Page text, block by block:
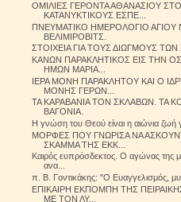
ΟΜΙΛΙΕΣ ΓΕΡΟΝΤΑ ΑΘΑΝΑΣΙΟΥ
ΚΑΤΑΝΥΚΤΙΚΟΥΣ ΕΣΠΕ...
ΠΝΕΥΜΑΤΙΚΟ ΗΜΕΡΟΛΟΓΙΟ ΑΓΙΟΥ
ΒΕΛΙΜΙΡΟΒΙΤΣ.
ΣΤΟΙΧΕΙΑ ΓΙΑ ΤΟΥΣ ΔΙΩΓΜΟΥΣ ΤΩΝ
KAΝΩN ΠΑΡΑΚΛΗΤΙΚΟΣ ΕΙΣ ΤΗΝ
HMΩN ΜΑΡΙΑ...
ΙΕΡΑ ΜΟΝΗ ΠΑΡΑΚΛΗΤΟΥ ΚΑΙ Ο
ΜΟΝΗΣ ΓΕΡΩΝ...
ΤΑ ΚΑΡΑΒΑΝΙΑ ΤΟΝ ΣΚΛΑΒΩΝ. ΤΑ
ΒΑΓΟΝΙΑ.
Η γνώση του Θεού είναι η αιώνια ζωή
ΜΟΡΦΕΣ ΠΟΥ ΓΝΩΡΙΣΑ ΝΑ
ΣΚΑΜΜΑ ΤΗΣ ΕΚΚ...
Καιρός ευπρόσδεκτος. Ο αγώνας της
ανα...
π. Β. Γοντικάκης: "Ο Ευαγγελισμός,
ΕΠΙΚΑΙΡΗ ΕΚΠΟΜΠΗ ΤΗΣ
ΜΕ ΤΟΝ ΛΥ...